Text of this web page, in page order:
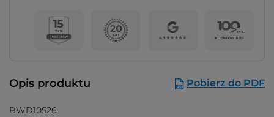
Opis produktu Pobierz do PDF
BWD10526